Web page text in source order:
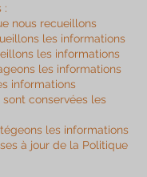
:
nous recueillons
les informations
les informations
les informations
informations
conservées les
les informations
à jour de la Politique